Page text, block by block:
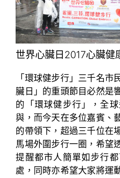
世界心臟日2017心臟健
「環球健步行」三千名市
臟日」的重頭節目必然是
的「環球健步行」，全
與，而今天在多位嘉賓、
的帶領下，超過三千位在
馬場外圍步行一圈，希望
提醒都市人簡單如步行
處，同時亦希望大家將運